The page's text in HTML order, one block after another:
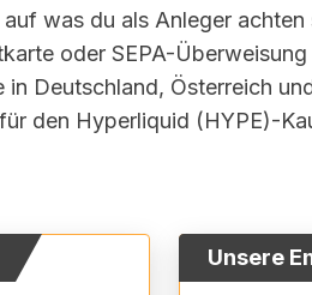
was du als Anleger achten
oder SEPA-
Deutschland, Österreich
den Hyperliquid (HYPE)-
Unsere